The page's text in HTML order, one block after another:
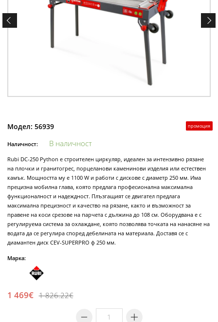
промоция
Модел: 56939
Наличност: В наличност
Rubi DC-250 Python е строителен циркуляр, идеален за интензивно рязане
на плочки и гранитогрес, порцеланови каменинови изделия или естествен
камък. Мощността му е 1100 W и работи с дискове с диаметр 250 мм. Има
прецизна мобилна глава, която предлага професионална максимална
функционалност и надеждност. Плъзгащият се двигател предлага
максимална прецизност и качество на рязане, както и възможност за
правене на коси срезове на парчета с дължина до 108 см. Оборудвана е с
регулируема система за охлаждане, която позволява точката на нанасяне на
водата да се регулира според дебелината на материала. Доставя се с
диамантен диск CEV-SUPERPRO ф 250 мм.
Марка:
1 469€ 1 826.22€